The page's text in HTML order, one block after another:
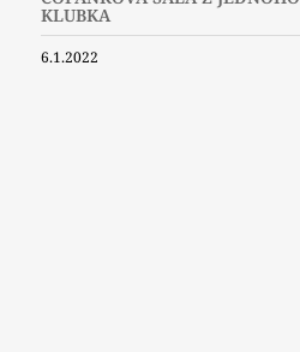
KLUBKA
6.1.2022